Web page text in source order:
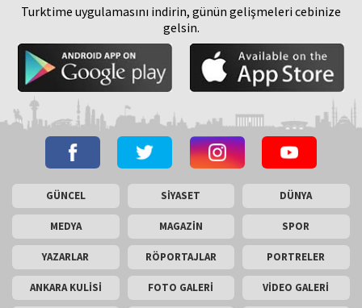
Turktime uygulamasını indirin, günün gelişmeleri cebinize
gelsin.
GÜNCEL SİYASET DÜNYA
MEDYA MAGAZİN SPOR
YAZARLAR RÖPORTAJLAR PORTRELER
ANKARA KULİSİ FOTO GALERİ VİDEO GALERİ